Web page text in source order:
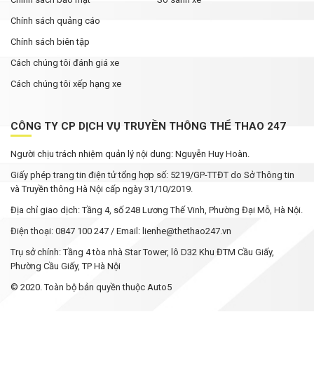
Chính sách quảng cáo
Chính sách biên tập
Cách chúng tôi đánh giá xe
Cách chúng tôi xếp hạng xe
CÔNG TY CP DỊCH VỤ TRUYỀN THÔNG THỂ THAO 247
Người chịu trách nhiệm quản lý nội dung: Nguyễn Huy Hoàn.
Giấy phép trang tin điện tử tổng hợp số: 5219/GP-TTĐT do Sở Thông tin
và Truyền thông Hà Nội cấp ngày 31/10/2019.
Địa chỉ giao dịch: Tầng 4, số 248 Lương Thế Vinh, Phường Đại Mỗ, Hà Nội.
Điện thoại: 0847 100 247 / Email: lienhe@thethao247.vn
Trụ sở chính: Tầng 4 tòa nhà Star Tower, lô D32 Khu ĐTM Cầu Giấy,
Phường Cầu Giấy, TP Hà Nội
© 2020. Toàn bộ bản quyền thuộc Auto5